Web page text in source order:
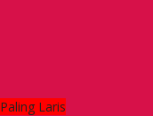
Paling Laris